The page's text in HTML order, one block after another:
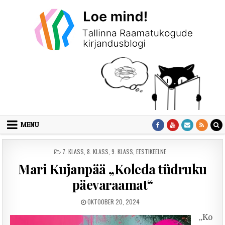
MENU
POSTED IN
7. KLASS 8. KLASS 9. KLASS EESTIKEELNE
Mari Kujanpää „Koleda tüdruku
päevaraamat“
PUBLISHED DATE:
OKTOOBER 20, 2024
„Ko